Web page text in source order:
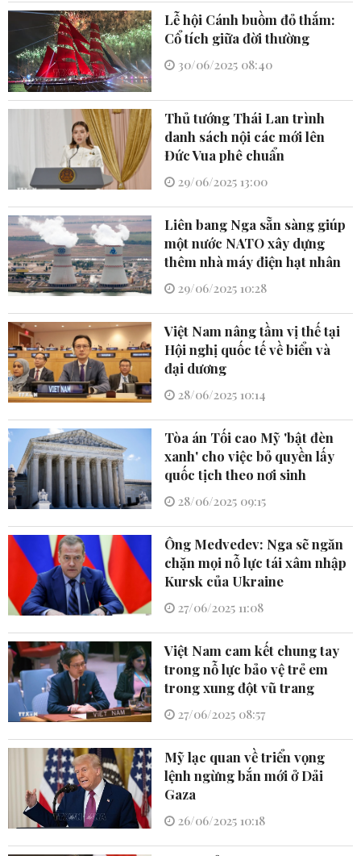
Lễ hội Cánh buồm đỏ thắm:
Cổ tích giữa đời thường
30/06/2025 08:40
Thủ tướng Thái Lan trình
danh sách nội các mới lên
Đức Vua phê chuẩn
29/06/2025 13:00
Liên bang Nga sẵn sàng giúp
một nước NATO xây dựng
thêm nhà máy điện hạt nhân
29/06/2025 10:28
Việt Nam nâng tầm vị thế tại
Hội nghị quốc tế về biển và
đại dương
28/06/2025 10:14
Tòa án Tối cao Mỹ 'bật đèn
xanh' cho việc bỏ quyền lấy
quốc tịch theo nơi sinh
28/06/2025 09:15
Ông Medvedev: Nga sẽ ngăn
chặn mọi nỗ lực tái xâm nhập
Kursk của Ukraine
27/06/2025 11:08
Việt Nam cam kết chung tay
trong nỗ lực bảo vệ trẻ em
trong xung đột vũ trang
27/06/2025 08:57
Mỹ lạc quan về triển vọng
lệnh ngừng bắn mới ở Dải
Gaza
26/06/2025 10:18